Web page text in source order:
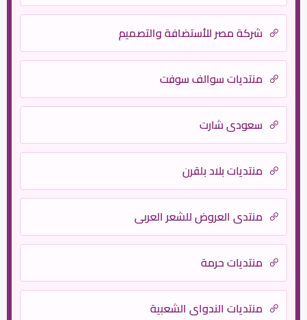
شركة مصر للأستضافة والتصميم
منتديات سوالف سوفت
سعودي شارت
منتديات بلاد بلقرن
منتدي العروض للشعر العربي
منتديات حرمة
منتديات الندواي الشعبية